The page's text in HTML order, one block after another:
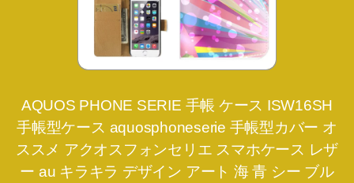
AQUOS PHONE SERIE 手帳 ケース ISW16SH
手帳型ケース aquosphoneserie 手帳型カバー オ
ススメ アクオスフォンセリエ スマホケース レザ
ー au キラキラ デザイン アート 海 青 シー ブル